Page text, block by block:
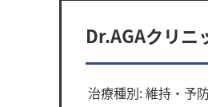
Dr.AGAクリニ
治療種別: 維持・予